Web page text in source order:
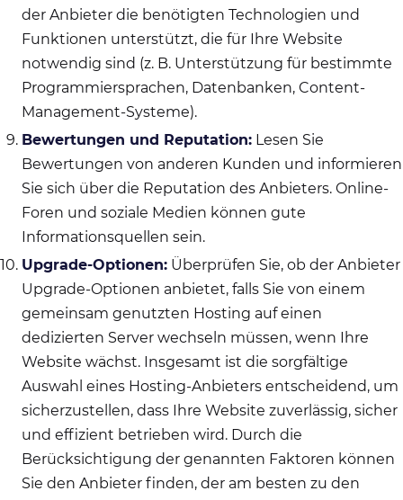
der Anbieter die benötigten Technologien und
Funktionen unterstützt, die für Ihre Website
notwendig sind (z. B. Unterstützung für bestimmte
Programmiersprachen, Datenbanken, Content-
Management-Systeme).
Bewertungen und Reputation: Lesen Sie
Bewertungen von anderen Kunden und informieren
Sie sich über die Reputation des Anbieters. Online-
Foren und soziale Medien können gute
Informationsquellen sein.
Upgrade-Optionen: Überprüfen Sie, ob der Anbieter
Upgrade-Optionen anbietet, falls Sie von einem
gemeinsam genutzten Hosting auf einen
dedizierten Server wechseln müssen, wenn Ihre
Website wächst. Insgesamt ist die sorgfältige
Auswahl eines Hosting-Anbieters entscheidend, um
sicherzustellen, dass Ihre Website zuverlässig, sicher
und effizient betrieben wird. Durch die
Berücksichtigung der genannten Faktoren können
Sie den Anbieter finden, der am besten zu den